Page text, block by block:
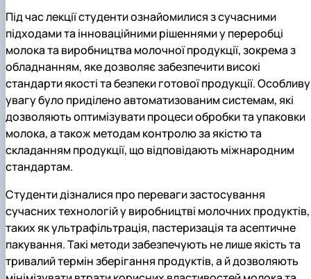
Під час лекції студенти ознайомилися з сучасними
підходами та інноваційними рішеннями у переробці
молока та виробництва молочної продукції, зокрема з
обладнанням, яке дозволяє забезпечити високі
стандарти якості та безпеки готової продукції. Особливу
увагу було приділено автоматизованим системам, які
дозволяють оптимізувати процеси обробки та упаковки
молока, а також методам контролю за якістю та
складанням продукції, що відповідають міжнародним
стандартам.
Студенти дізналися про переваги застосування
сучасних технологій у виробництві молочних продуктів,
таких як ультрафільтрація, пастеризація та асептичне
пакування. Такі методи забезпечують не лише якість та
тривалий термін зберігання продуктів, а й дозволяють